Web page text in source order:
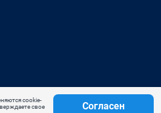
cookie-
свое
Согласен